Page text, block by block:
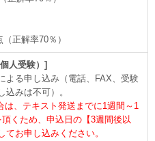
正解率70％）
人受験）]
よる申し込み（電話、FAX、受験
込みは不可）。
、テキスト発送までに1週間～1
くため、申込日の【3週間後以
てお申し込みください。